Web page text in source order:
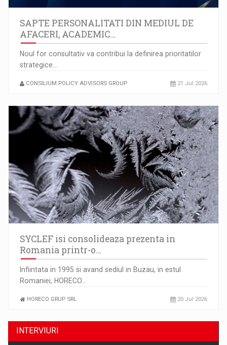
SAPTE PERSONALITATI DIN MEDIUL DE
AFACERI, ACADEMIC…
Noul for consultativ va contribui la definirea prioritatilor
strategice…
CONSILIUM POLICY ADVISORS GROUP 21 Jul 2026
SYCLEF isi consolideaza prezenta in
Romania printr-o…
Infiintata in 1995 si avand sediul in Buzau, in estul
Romaniei, HORECO…
HORECO GRUP SRL 20 Jul 2026
INTERVIURI